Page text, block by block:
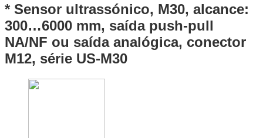
* Sensor ultrassónico, M30, alcance:
300…6000 mm, saída push-pull
NA/NF ou saída analógica, conector
M12, série US-M30